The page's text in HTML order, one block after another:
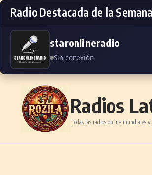
Radio Destacada de la Semana
staronlineradio
Sin conexión
Skip to content
Radios
Todas las radios online mundiales y